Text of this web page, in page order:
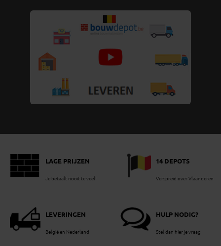
LAGE PRIJZEN
Je betaalt nooit te veel!
14 DEPOTS
Verspreid over Vlaanderen
LEVERINGEN
België en Nederland
HULP NODIG?
Stel dan hier je vraag